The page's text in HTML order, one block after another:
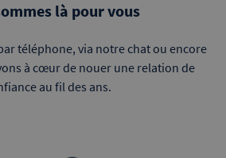
là pour vous
téléphone, via notre chat ou encore
à cœur de nouer une relation de
au fil des ans.